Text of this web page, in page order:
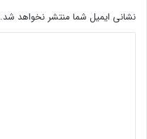
د
]
د
نشانی ایمیل شما منتشر نخواهد شد.